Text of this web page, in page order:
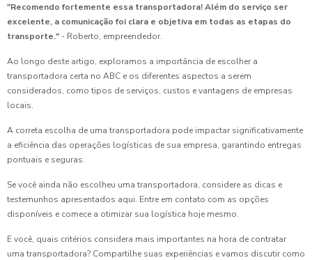
"Recomendo fortemente essa transportadora! Além do serviço ser
excelente, a comunicação foi clara e objetiva em todas as etapas do
transporte." - Roberto, empreendedor.
Ao longo deste artigo, exploramos a importância de escolher a
transportadora certa no ABC e os diferentes aspectos a serem
considerados, como tipos de serviços, custos e vantagens de empresas
locais.
A correta escolha de uma transportadora pode impactar significativamente
a eficiência das operações logísticas de sua empresa, garantindo entregas
pontuais e seguras.
Se você ainda não escolheu uma transportadora, considere as dicas e
testemunhos apresentados aqui. Entre em contato com as opções
disponíveis e comece a otimizar sua logística hoje mesmo.
E você, quais critérios considera mais importantes na hora de contratar
uma transportadora? Compartilhe suas experiências e vamos discutir como